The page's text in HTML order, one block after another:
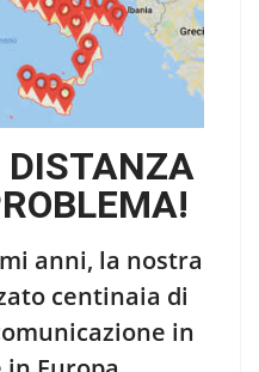
DISTANZA
anni, la nostra
centinaia di
in